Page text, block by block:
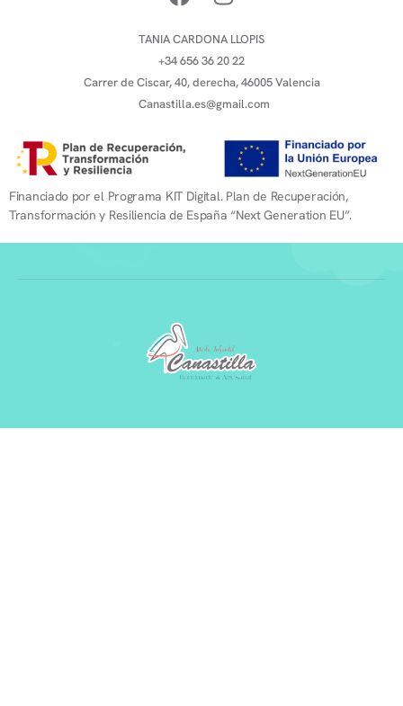
TANIA CARDONA LLOPIS
+34 656 36 20 22
Carrer de Ciscar, 40, derecha, 46005 Valencia
Canastilla.es@gmail.com
Financiado por el Programa KIT Digital. Plan de Recuperación,
Transformación y Resiliencia de España “Next Generation EU”.